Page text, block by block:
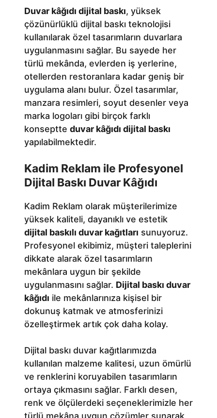
Duvar kâğıdı dijital baskı, yüksek
çözünürlüklü dijital baskı teknolojisi
kullanılarak özel tasarımların duvarlara
uygulanmasını sağlar. Bu sayede her
türlü mekânda, evlerden iş yerlerine,
otellerden restoranlara kadar geniş bir
uygulama alanı bulur. Özel tasarımlar,
manzara resimleri, soyut desenler veya
marka logoları gibi birçok farklı
konseptte duvar kâğıdı dijital baskı
yapılabilmektedir.
Kadim Reklam ile Profesyonel
Dijital Baskı Duvar Kâğıdı
Kadim Reklam olarak müşterilerimize
yüksek kaliteli, dayanıklı ve estetik
dijital baskılı duvar kağıtları sunuyoruz.
Profesyonel ekibimiz, müşteri taleplerini
dikkate alarak özel tasarımların
mekânlara uygun bir şekilde
uygulanmasını sağlar. Dijital baskı duvar
kâğıdı ile mekânlarınıza kişisel bir
dokunuş katmak ve atmosferinizi
özelleştirmek artık çok daha kolay.
Dijital baskı duvar kağıtlarımızda
kullanılan malzeme kalitesi, uzun ömürlü
ve renklerini koruyabilen tasarımların
ortaya çıkmasını sağlar. Farklı desen,
renk ve ölçülerdeki seçeneklerimizle her
türlü mekâna uygun çözümler sunarak